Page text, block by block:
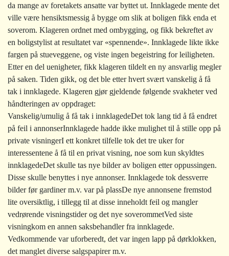
da mange av foretakets ansatte var byttet ut. Innklagede mente det
ville være hensiktsmessig å bygge om slik at boligen fikk enda et
soverom. Klageren ordnet med ombygging, og fikk bekreftet av
en boligstylist at resultatet var «spennende». Innklagede likte ikke
fargen på stueveggene, og viste ingen begeistring for leiligheten.
Etter en del uenigheter, fikk klageren tildelt en ny ansvarlig megler
på saken. Tiden gikk, og det ble etter hvert svært vanskelig å få
tak i innklagede. Klageren gjør gjeldende følgende svakheter ved
håndteringen av oppdraget:
Vanskelig/umulig å få tak i innklagedeDet tok lang tid å få endret
på feil i annonserInnklagede hadde ikke mulighet til å stille opp på
private visningerI ett konkret tilfelle tok det tre uker for
interessentene å få til en privat visning, noe som kun skyldtes
innklagedeDet skulle tas nye bilder av boligen etter oppussingen.
Disse skulle benyttes i nye annonser. Innklagede tok dessverre
bilder før gardiner m.v. var på plassDe nye annonsene fremstod
lite oversiktlig, i tillegg til at disse inneholdt feil og mangler
vedrørende visningstider og det nye soverommetVed siste
visningkom en annen saksbehandler fra innklagede.
Vedkommende var uforberedt, det var ingen lapp på dørklokken,
det manglet diverse salgspapirer m.v.